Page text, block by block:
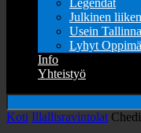
Legendat
Julkinen
Usein
Lyhyt
Info
Yhteistyö
Koti Illallisravintolat Chedi